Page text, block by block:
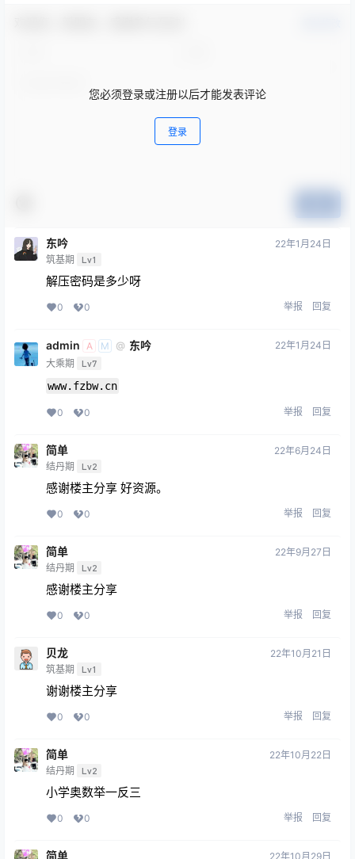
您必须登录或注册以后才能发表评论
登录
东吟
筑基期 Lv1
22年1月24日
解压密码是多少呀
0 0 举报 回复
admin A M @ 东吟
大乘期 Lv7
22年1月24日
www.fzbw.cn
0 0 举报 回复
简单
结丹期 Lv2
22年6月24日
感谢楼主分享 好资源。
0 0 举报 回复
简单
结丹期 Lv2
22年9月27日
感谢楼主分享
0 0 举报 回复
贝龙
筑基期 Lv1
22年10月21日
谢谢楼主分享
0 0 举报 回复
简单
结丹期 Lv2
22年10月22日
小学奥数举一反三
0 0 举报 回复
简单 22年10月29日